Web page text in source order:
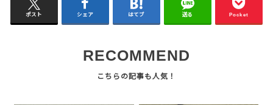
ポスト シェア はてブ 送る Pocket
RECOMMEND